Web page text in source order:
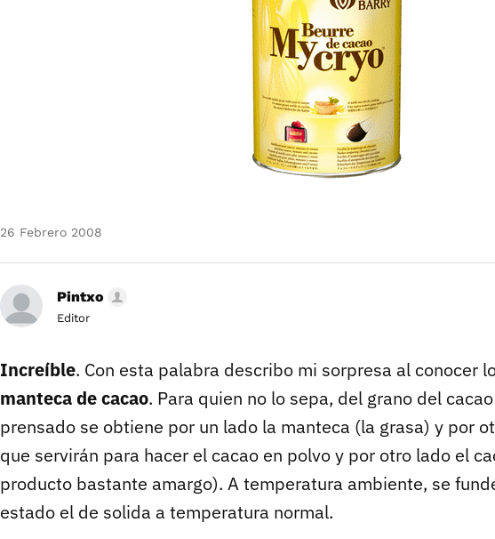
26 Febrero 2008
Pintxo
Editor
Increíble. Con esta palabra describo mi sorpresa al conocer
manteca de cacao. Para quien no lo sepa, del grano del
prensado se obtiene por un lado la manteca (la grasa) y por
que servirán para hacer el cacao en polvo y por otro lado el
producto bastante amargo). A temperatura ambiente, se
estado el de solida a temperatura normal.